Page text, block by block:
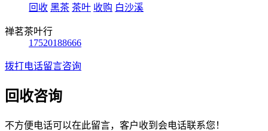
回收 黑茶 茶叶 收购 白沙溪
禅茗茶叶行
17520188666
拨打电话留言咨询
回收咨询
不方便电话可以在此留言，客户收到会电话联系您！